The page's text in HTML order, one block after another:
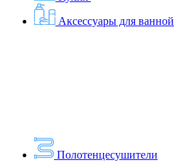
Аксессуары для ванной
Полотенцесушители